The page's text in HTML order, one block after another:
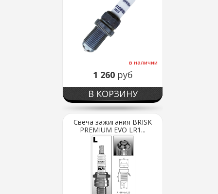
в наличии
1 260 руб
В КОРЗИНУ
Свеча зажигания BRISK
PREMIUM EVO LR1...